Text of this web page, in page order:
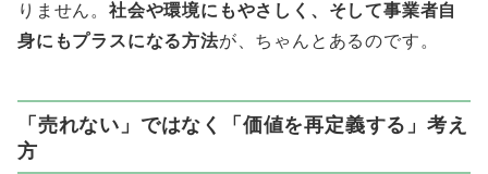
りません。 社会や環境にもやさしく、そして事業者自
身にもプラスになる方法が、ちゃんとあるのです。
「売れない」ではなく「価値を再定義する」考え
方